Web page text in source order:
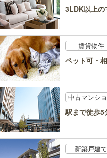
3LDK以上の
賃貸物件
ペット可・
中古マンシ
駅まで徒歩5
新築戸建て